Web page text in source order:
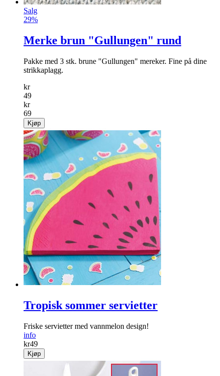
Salg
29%
Merke brun "Gullungen" rund
Pakke med 3 stk. brune "Gullungen" mereker. Fine på dine
strikkaplagg.
kr
49
kr
69
Kjøp
Tropisk sommer servietter
Friske servietter med vannmelon design!
info
kr49
Kjøp